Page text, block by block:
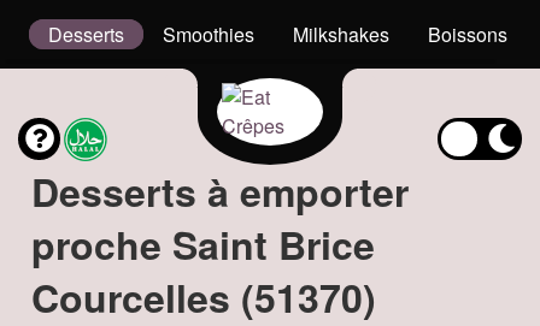
Desserts Smoothies Milkshakes Boissons
Desserts à emporter
proche Saint Brice
Courcelles (51370)